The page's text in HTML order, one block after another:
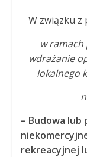
W związku
w ramach
wdrażanie
lokalnego
– Budowa lub
rekreacyjnej